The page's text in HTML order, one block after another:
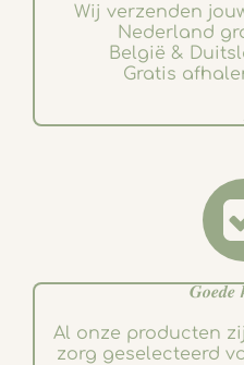
Wij verzenden
Nederland
België &
Gratis
𝑮𝒐𝒆𝒅𝒆
Al onze producten
zorg geselecteerd